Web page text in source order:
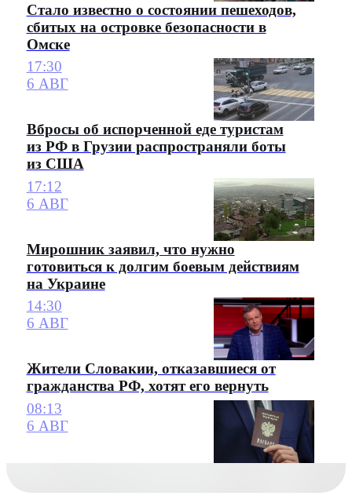
Стало известно о состоянии пешеходов,
сбитых на островке безопасности в
Омске
17:30
6 АВГ
Вбросы об испорченной еде туристам
из РФ в Грузии распространяли боты
из США
17:12
6 АВГ
Мирошник заявил, что нужно
готовиться к долгим боевым действиям
на Украине
14:30
6 АВГ
Жители Словакии, отказавшиеся от
гражданства РФ, хотят его вернуть
08:13
6 АВГ